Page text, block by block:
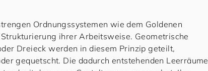
Ordnungssystemen wie dem Goldenen
ihrer Arbeitsweise. Geometrische
Dreieck werden in diesem Prinzip geteilt,
gequetscht. Die dadurch entstehenden Leerräume